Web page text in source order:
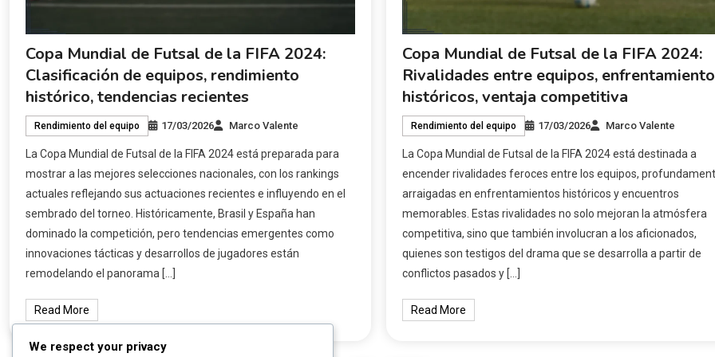
Copa Mundial de Futsal de la FIFA 2024:
Clasificación de equipos, rendimiento
histórico, tendencias recientes
Rendimiento del equipo 17/03/2026 Marco Valente
La Copa Mundial de Futsal de la FIFA 2024 está preparada para
mostrar a las mejores selecciones nacionales, con los rankings
actuales reflejando sus actuaciones recientes e influyendo en el
sembrado del torneo. Históricamente, Brasil y España han
dominado la competición, pero tendencias emergentes como
innovaciones tácticas y desarrollos de jugadores están
remodelando el panorama […]
Read More
Copa Mundial de Futsal de la FIFA 2024:
Rivalidades entre equipos,
históricos, ventaja competitiva
Rendimiento del equipo 17/03/2026 Marco Valente
La Copa Mundial de Futsal de la FIFA 2024 está destinada a
encender rivalidades feroces entre los equipos,
arraigadas en enfrentamientos históricos y encuentros
memorables. Estas rivalidades no solo mejoran la atmósfera
competitiva, sino que también involucran a los aficionados,
quienes son testigos del drama que se desarrolla a partir de
conflictos pasados y […]
Read More
We respect your privacy